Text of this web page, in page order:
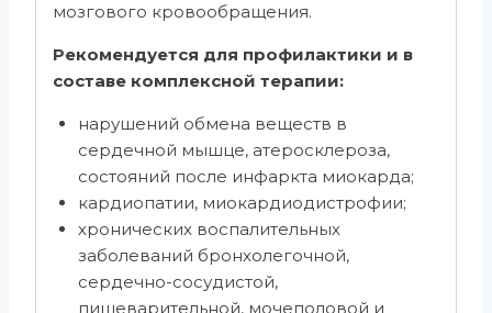
мозгового кровообращения.
Рекомендуется для профилактики и в
составе комплексной терапии:
нарушений обмена веществ в
сердечной мышце, атеросклероза,
состояний после инфаркта миокарда;
кардиопатии, миокардиодистрофии;
хронических воспалительных
заболеваний бронхолегочной,
сердечно-сосудистой,
пищеварительной, мочеполовой и